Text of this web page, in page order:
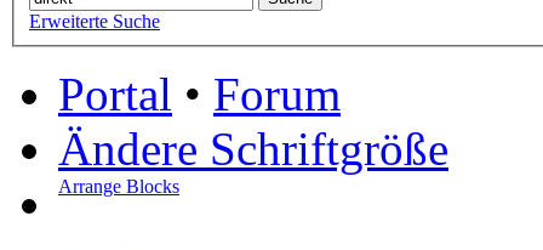
Erweiterte Suche
Portal • Forum
Ändere Schriftgröße
Arrange Blocks